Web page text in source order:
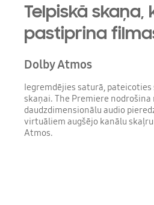
Telpiskā skaņa,
pastiprina
Dolby Atmos
Iegremdējies saturā, pateicoties
skaņai. The Premiere nodrošina
daudzdimensionālu audio
virtuāliem augšējo kanālu
Atmos.